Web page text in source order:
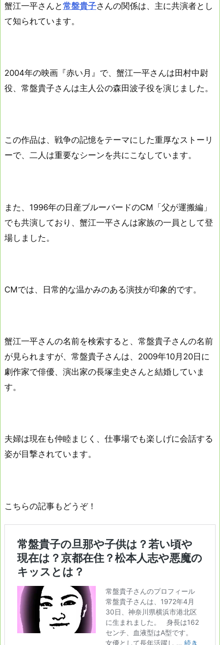
蟹江一平さんと常盤貴子さんの関係は、主に共演者とし
て知られています。
2004年の映画『赤い月』で、蟹江一平さんは田村中尉
役、常盤貴子さんは主人公の森田波子役を演じました。
この作品は、戦争の記憶をテーマにした重厚なストーリ
ーで、二人は重要なシーンを共にこなしています。
また、1996年の日産ブルーバードのCM「父が運搬編」
でも共演しており、蟹江一平さんは家族の一員として登
場しました。
CMでは、日常的な温かみのある演技が印象的です。
蟹江一平さんの名前を検索すると、常盤貴子さんの名前
が見られますが、常盤貴子さんは、2009年10月20日に
劇作家で俳優、演出家の長塚圭史さんと結婚していま
す。
夫婦は現在も仲睦まじく、仕事場でも楽しげに会話する
姿が目撃されています。
こちらの記事もどうぞ！